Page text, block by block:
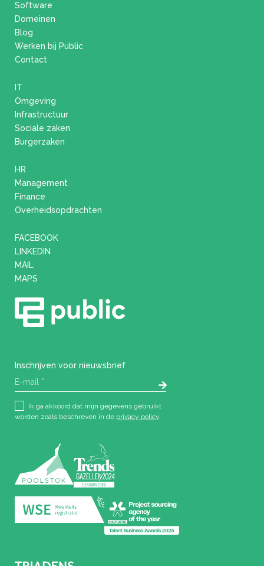
Software
Domeinen
Blog
Werken bij Public
Contact
IT
Omgeving
Infrastructuur
Sociale zaken
Burgerzaken
HR
Management
Finance
Overheidsopdrachten
FACEBOOK
LINKEDIN
MAIL
MAPS
Inschrijven voor nieuwsbrief
Ik ga akkoord dat mijn gegevens gebruikt
worden zoals beschreven in de privacy policy.